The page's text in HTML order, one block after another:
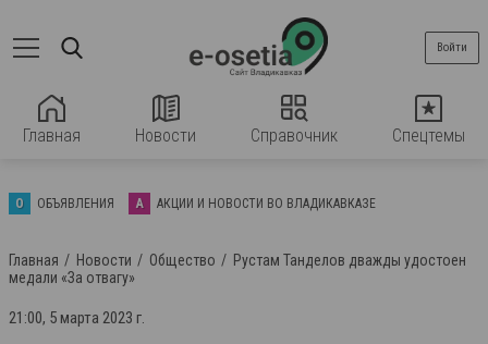
Главная Новости Справочник Спецтемы
Войти
О ОБЪЯВЛЕНИЯ А АКЦИИ И НОВОСТИ ВО ВЛАДИКАВКАЗЕ
Главная Новости Общество
Рустам Танделов дважды удостоен
медали «За отвагу»
21:00, 5 марта 2023 г.